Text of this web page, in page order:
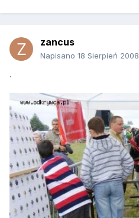
zancus
Napisano 18 Sierpień 2008
`